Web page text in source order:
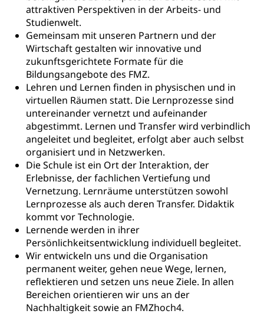
attraktiven Perspektiven in der Arbeits- und
Studienwelt.
Gemeinsam mit unseren Partnern und der
Wirtschaft gestalten wir innovative und
zukunftsgerichtete Formate für die
Bildungsangebote des FMZ.
Lehren und Lernen finden in physischen und in
virtuellen Räumen statt. Die Lernprozesse sind
untereinander vernetzt und aufeinander
abgestimmt. Lernen und Transfer wird verbindlich
angeleitet und begleitet, erfolgt aber auch selbst
organisiert und in Netzwerken.
Die Schule ist ein Ort der Interaktion, der
Erlebnisse, der fachlichen Vertiefung und
Vernetzung. Lernräume unterstützen sowohl
Lernprozesse als auch deren Transfer. Didaktik
kommt vor Technologie.
Lernende werden in ihrer
Persönlichkeitsentwicklung individuell begleitet.
Wir entwickeln uns und die Organisation
permanent weiter, gehen neue Wege, lernen,
reflektieren und setzen uns neue Ziele. In allen
Bereichen orientieren wir uns an der
Nachhaltigkeit sowie an FMZhoch4.
Wirtschaftsmittelschule
FMS und Vollzeitschulen mit BM
Kindergarten & Basisstufe
Förderangebote
Sonderschulung
Musikschulen
Schulferien
Früherziehung
Schuldienste
Betreuungsangebote
Schulliste
Heilpädagogische Schulen
Freiwilliger Schulsport
Pflege HF oder Studium Pflege FH
Fachstelle Stipendien (beruf.lu.ch)
Studienbeiträge Höhere Berufsbildung
Finanzielle Unterstützung Pädagogische
Hochschule PHLU
Stipendien Hochschule Luzern hslu
Hochschulstudium, Universitätsstudium,
universitäre Ausbildung, akademische Ausbildung,
Hochschulbildung, Hochschule, universitäre
Hochschule, Bachelor, Master, Doktorat,
Weiterbildung, Forschung, Entwicklung,
Dienstleistungen, Hochschule Luzern,
Fachhochschule Zentralschweiz, HSLU,
Pädagogische Hochschule Luzern, PH Luzern, UniLU,
swissuniversities (Dachorganisation der Schweizer
Hochschulen)
swissuniversities
Universität Luzern
Fachstelle Hochschulbildung
Vorschule
Kindergarten, Kinderkrippe, Krippe, Kinderhort,
Kindertagesstätte, Spielgruppe, Tagesmutter,
Freiwilliges Kindergarten Jahr
Kinderbetreuung
Freiwilliges Kindergarten Jahr
Frühe Sprachförderung
Kindergarten & Basisstufe
Frühe Förderung
Gesundheit und Soziales
Konsumentenschutz
Konsumentenrechte, Produktsicherheit,
Preisüberwachung, Preisüberwacher,
Konsumentenorganisation, parallele Einfuhr,
regionale Erschöpfung, nationale Erschöpfung,